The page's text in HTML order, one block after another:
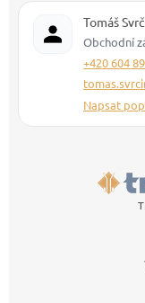
Tomáš
Obchodní
+420 604
Napsat